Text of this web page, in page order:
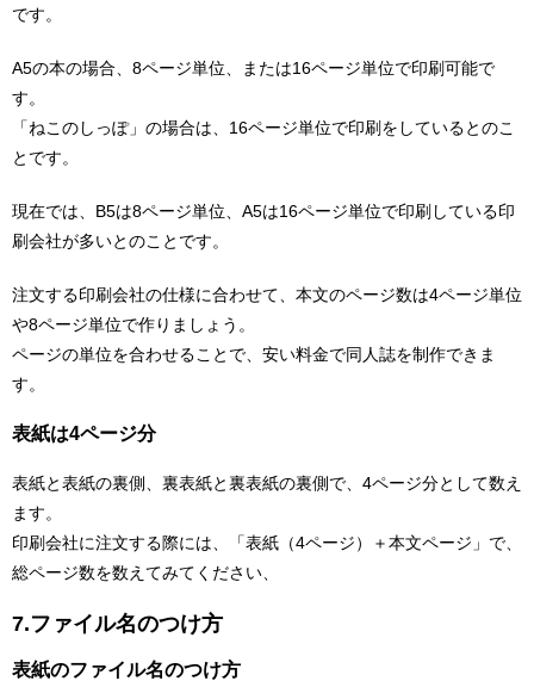
です。
A5の本の場合、8ページ単位、または16ページ単位で印刷可能で
す。
「ねこのしっぽ」の場合は、16ページ単位で印刷をしているとのこ
とです。
現在では、B5は8ページ単位、A5は16ページ単位で印刷している印
刷会社が多いとのことです。
注文する印刷会社の仕様に合わせて、本文のページ数は4ページ単位
や8ページ単位で作りましょう。
ページの単位を合わせることで、安い料金で同人誌を制作できま
す。
表紙は4ページ分
表紙と表紙の裏側、裏表紙と裏表紙の裏側で、4ページ分として数え
ます。
印刷会社に注文する際には、「表紙（4ページ）＋本文ページ」で、
総ページ数を数えてみてください、
7.ファイル名のつけ方
表紙のファイル名のつけ方